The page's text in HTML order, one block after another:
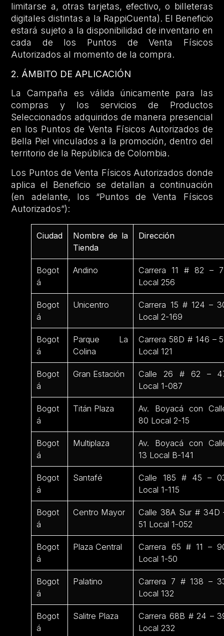
limitarse a, otras tarjetas, efectivo, o billeteras
digitales distintas a la RappiCuenta). El Beneficio
estará sujeto a la disponibilidad de inventario en
cada de los Puntos de Venta Físicos
Autorizados al momento de la compra.
2. ÁMBITO DE APLICACIÓN
La Campaña es válida únicamente para las
compras y los servicios de Productos
Seleccionados adquiridos de manera presencial
en los Puntos de Venta Físicos Autorizados de
Bella Piel vinculados a la promoción, dentro del
territorio de la República de Colombia.
Los Puntos de Venta Físicos Autorizados donde
aplica el Beneficio se detallan a continuación
(en adelante, los “Puntos de Venta Físicos
Autorizados”):
Ciudad
Nombre de la
Tienda
Dirección
Bogot
á
Andino
Carrera 11 # 82 –
Local 256
Bogot
á
Unicentro
Carrera 15 # 124 –
Local 2-169
Bogot
á
Parque La
Colina
Carrera 58D # 146 –
Local 121
Bogot
á
Gran Estación
Calle 26 # 62 –
Local 1-087
Bogot
á
Titán Plaza
Av. Boyacá con
80 Local 2-15
Bogot
á
Multiplaza
Av. Boyacá con
13 Local B-141
Bogot
á
Santafé
Calle 185 # 45 –
Local 1-115
Bogot
á
Centro Mayor
Calle 38A Sur # 34D
51 Local 1-052
Bogot
á
Plaza Central
Carrera 65 # 11 –
Local 1-50
Bogot
á
Palatino
Carrera 7 # 138 –
Local 132
Bogot
á
Salitre Plaza
Carrera 68B # 24 –
Local 232